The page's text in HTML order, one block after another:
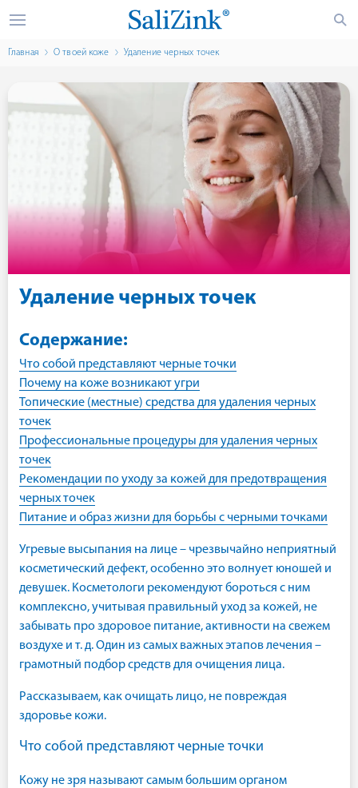
Главная О твоей коже Удаление черных точек
Удаление черных точек
Содержание:
Что собой представляют черные точки
Почему на коже возникают угри
Топические (местные) средства для удаления черных
точек
Профессиональные процедуры для удаления черных
точек
Рекомендации по уходу за кожей для предотвращения
черных точек
Питание и образ жизни для борьбы с черными точками
Угревые высыпания на лице – чрезвычайно неприятный
косметический дефект, особенно это волнует юношей и
девушек. Косметологи рекомендуют бороться с ним
комплексно, учитывая правильный уход за кожей, не
забывать про здоровое питание, активности на свежем
воздухе и т. д. Один из самых важных этапов лечения –
грамотный подбор средств для очищения лица.
Рассказываем, как очищать лицо, не повреждая
здоровье кожи.
Что собой представляют черные точки
Кожу не зря называют самым большим органом